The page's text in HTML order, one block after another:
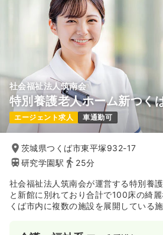
社会福祉法人筑南会
特別養護老人ホーム新つく
エージェント求人 車通勤可
茨城県つくば市東平塚932-17
研究学園駅
25分
社会福祉法人筑南会が運営する特別養
と新館に別れており合計で100床の綺
くば市内に複数の施設を展開している